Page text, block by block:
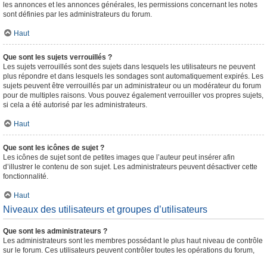
les annonces et les annonces générales, les permissions concernant les notes
sont définies par les administrateurs du forum.
Haut
Que sont les sujets verrouillés ?
Les sujets verrouillés sont des sujets dans lesquels les utilisateurs ne peuvent
plus répondre et dans lesquels les sondages sont automatiquement expirés. Les
sujets peuvent être verrouillés par un administrateur ou un modérateur du forum
pour de multiples raisons. Vous pouvez également verrouiller vos propres sujets,
si cela a été autorisé par les administrateurs.
Haut
Que sont les icônes de sujet ?
Les icônes de sujet sont de petites images que l’auteur peut insérer afin
d’illustrer le contenu de son sujet. Les administrateurs peuvent désactiver cette
fonctionnalité.
Haut
Niveaux des utilisateurs et groupes d’utilisateurs
Que sont les administrateurs ?
Les administrateurs sont les membres possédant le plus haut niveau de contrôle
sur le forum. Ces utilisateurs peuvent contrôler toutes les opérations du forum,